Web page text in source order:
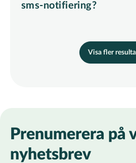
sms-notifiering?
Visa fler
Prenumerera på
nyhetsbrev